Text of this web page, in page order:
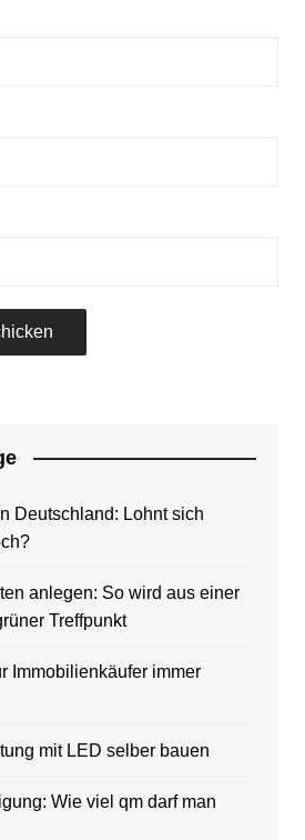
Deutschland: Lohnt sich
anlegen: So wird aus einer
Treffpunkt
Immobilienkäufer immer
mit LED selber bauen
Wie viel qm darf man